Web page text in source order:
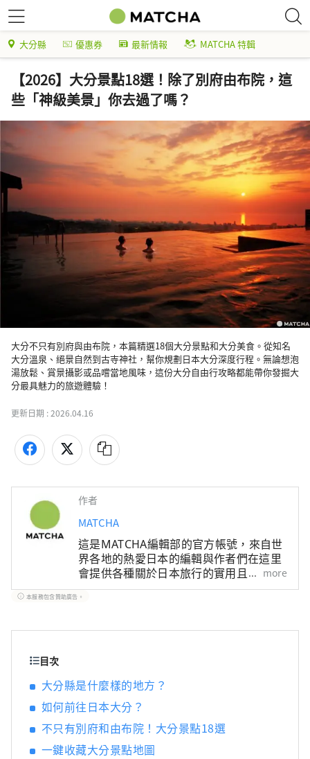
大分縣 優惠券 最新情報 MATCHA 特輯
【2026】大分景點18選！除了別府由布院，這
些「神級美景」你去過了嗎？
大分不只有別府與由布院，本篇精選18個大分景點和大分美食。從知名
大分溫泉、絕景自然到古寺神社，幫你規劃日本大分深度行程。無論想泡
湯放鬆、賞景攝影或品嚐當地風味，這份大分自由行攻略都能帶你發掘大
分最具魅力的旅遊體驗！
更新日期 :2026.04.16
作者
MATCHA
這是MATCHA編輯部的官方帳號，來自世
界各地的熱愛日本的編輯與作者們在這里
會提供各種關於日本旅行的實用且有趣的
資訊。關於文章內容，也是由MATCHA編
輯們實際進行調查、採訪，或是搜集了豐
章。
more
本服務包含贊助廣告。
目次
大分縣是什麼樣的地方？
如何前往日本大分？
不只有別府和由布院！大分景點18選
一鍵收藏大分景點地圖